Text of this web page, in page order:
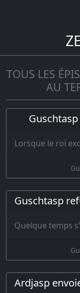
TOUS LES
AU